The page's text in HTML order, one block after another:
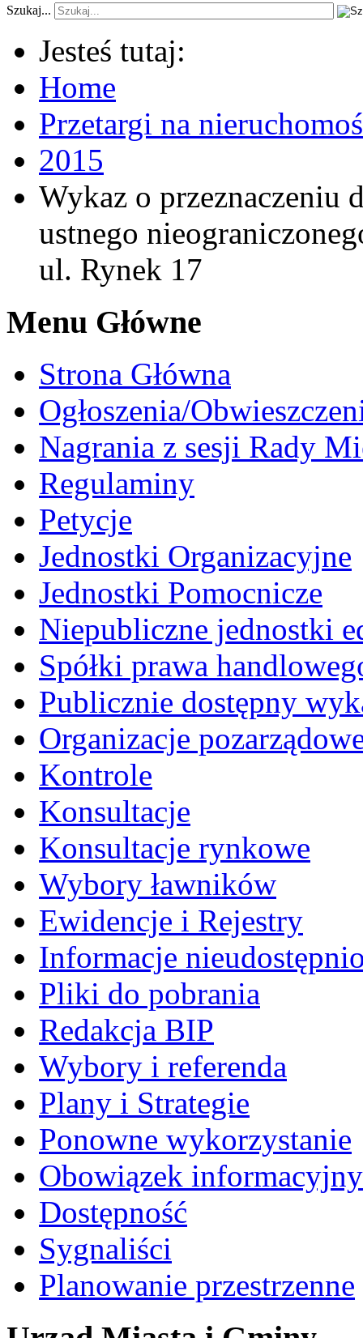
Szukaj...
Jesteś tutaj:
Home
Przetargi na
2015
Wykaz o przeznaczeniu
ustnego
ul. Rynek 17
Menu Główne
Strona Główna
Ogłoszenia/
Nagrania z sesji Rady
Regulaminy
Petycje
Jednostki Organizacyjne
Jednostki Pomocnicze
Niepubliczne jednostki
Spółki prawa
Publicznie dostępny
Organizacje
Kontrole
Konsultacje
Konsultacje rynkowe
Wybory ławników
Ewidencje i Rejestry
Informacje
Pliki do pobrania
Redakcja BIP
Wybory i referenda
Plany i Strategie
Ponowne wykorzystanie
Obowiązek informacyjny
Dostępność
Sygnaliści
Planowanie przestrzenne